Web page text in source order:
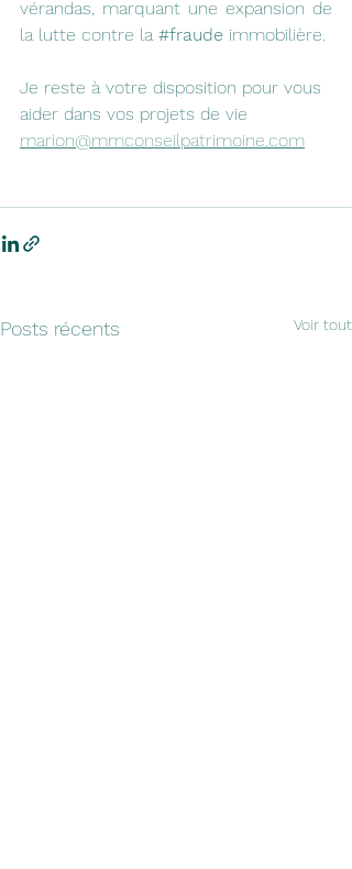
vérandas, marquant une expansion de
la lutte contre la #fraude immobilière.
Je reste à votre disposition pour vous
aider dans vos projets de vie
marion@mmconseilpatrimoine.com
Posts récents Voir tout